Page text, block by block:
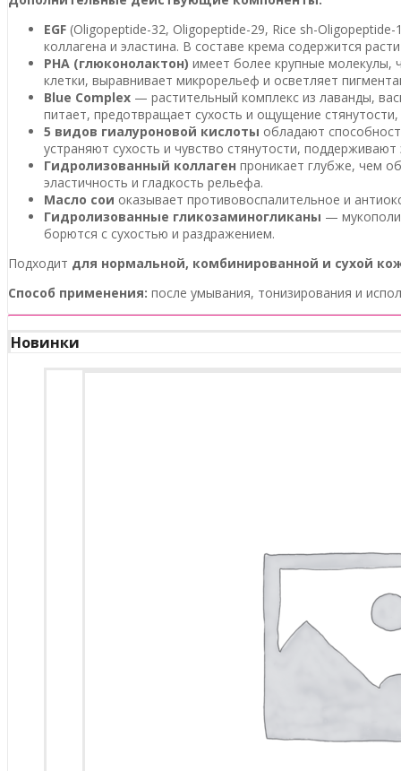
EGF (Oligopeptide-32, Oligopeptide-29, Rice sh-
коллагена и эластина. В составе крема содержится
PHA (глюконолактон) имеет более крупные молекулы,
клетки, выравнивает микрорельеф и осветляет
Blue Complex — растительный комплекс из лаванды,
питает, предотвращает сухость и ощущение
5 видов гиалуроновой кислоты обладают
устраняют сухость и чувство стянутости, поддерживают
Гидролизованный коллаген проникает глубже, чем
эластичность и гладкость рельефа.
Масло сои оказывает противовоспалительное и
Гидролизованные гликозаминогликаны —
борются с сухостью и раздражением.
Подходит для нормальной, комбинированной и сухой
Способ применения: после умывания, тонизирования и
Новинки